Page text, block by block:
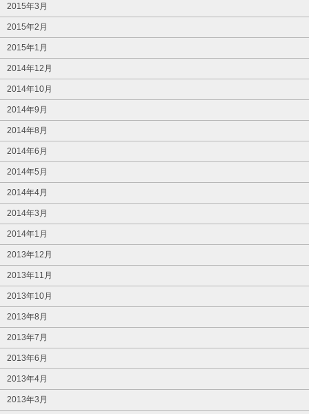
2015年3月
2015年2月
2015年1月
2014年12月
2014年10月
2014年9月
2014年8月
2014年6月
2014年5月
2014年4月
2014年3月
2014年1月
2013年12月
2013年11月
2013年10月
2013年8月
2013年7月
2013年6月
2013年4月
2013年3月